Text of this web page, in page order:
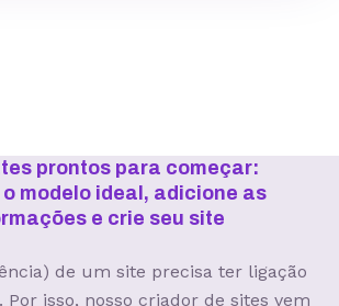
prontos para começar:
modelo ideal, adicione as
e crie seu site
de um site precisa ter ligação
Por isso, nosso criador de sites vem